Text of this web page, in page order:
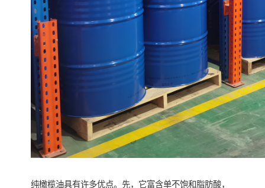
纯橄榄油具有许多优点。先，它富含单不饱和脂肪酸，